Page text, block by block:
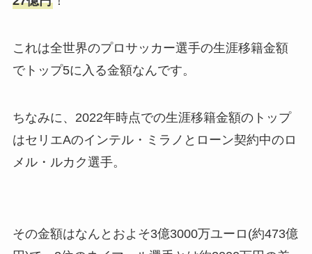
これは全世界のプロサッカー選手の生涯移籍金額
でトップ5に入る金額なんです。
ちなみに、2022年時点での生涯移籍金額のトップ
はセリエAのインテル・ミラノとローン契約中のロ
メル・ルカク選手。
その金額はなんとおよそ3億3000万ユーロ(約473億